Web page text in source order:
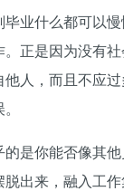
业什么都可以
正是因为没有
人，而且不应过
是你能否像其
出来，融入工